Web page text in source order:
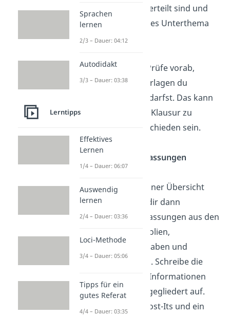
Themen unterteilt sind und
wohin welches Unterthema
gehört.
Extra-Tipp:
Prüfe vorab,
welche Unterlagen du
mitnehmen darfst. Das kann
nämlich von Klausur zu
Klausur verschieden sein.
Zusammenfassungen
Auf Basis deiner Übersicht
erstellst du dir dann
Zusammenfassungen aus den
Vorlesungsfolien,
Übungsaufgaben und
Altklausuren. Schreibe die
wichtigsten Informationen
daraus klar gegliedert auf.
Verwende Post-Its und ein
Sprachen
lernen
2/3 – Dauer: 04:12
Autodidakt
3/3 – Dauer: 03:38
Lerntipps
Effektives
Lernen
1/4 – Dauer: 06:07
Auswendig
lernen
2/4 – Dauer: 03:36
Loci-Methode
3/4 – Dauer: 05:06
Tipps für ein
gutes Referat
4/4 – Dauer: 03:35